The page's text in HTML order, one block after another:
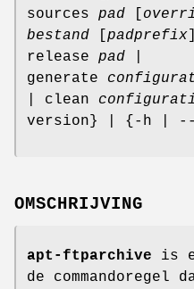
sources pad
bestand
padprefix
release pad
generate
| clean
version} | {-h | --
OMSCHRIJVING
apt-ftparchive is
de commandoregel